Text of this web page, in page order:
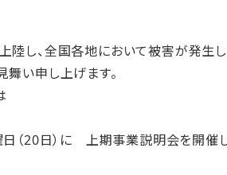
し、全国各地において被害が発生し
い申し上げます。
（20日）に 上期事業説明会を開催